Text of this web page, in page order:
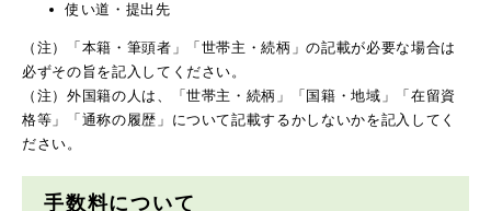
使い道・提出先
（注）「本籍・筆頭者」「世帯主・続柄」の記載が必要な場合は
必ずその旨を記入してください。
（注）外国籍の人は、「世帯主・続柄」「国籍・地域」「在留資
格等」「通称の履歴」について記載するかしないかを記入してく
ださい。
手数料について